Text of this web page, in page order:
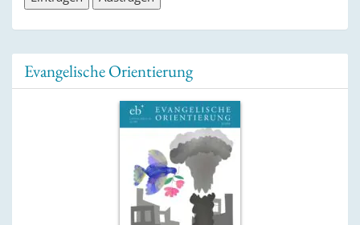
Evangelische Orientierung